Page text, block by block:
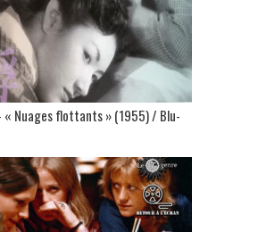
« Nuages flottants » (1955) / Blu-